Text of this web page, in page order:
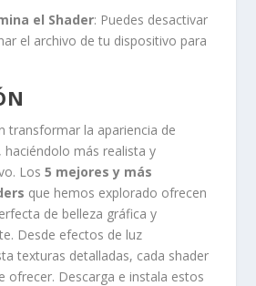
el Shader: Puedes desactivar
el archivo de tu dispositivo para
transformar la apariencia de
haciéndolo más realista y
Los5 mejores y más
que hemos explorado ofrecen
de belleza gráfica y
Desde efectos de luz
texturas detalladas, cada shader
ofrecer. Descarga e instala estos